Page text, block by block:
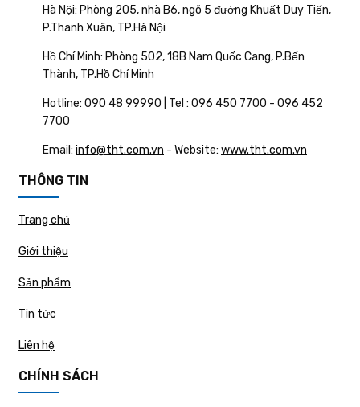
Hà Nội: Phòng 205, nhà B6, ngõ 5 đường Khuất Duy Tiến,
P.Thanh Xuân, TP.Hà Nội
Hồ Chí Minh: Phòng 502, 18B Nam Quốc Cang, P.Bến
Thành, TP.Hồ Chí Minh
Hotline: 090 48 99990 | Tel : 096 450 7700 - 096 452
7700
Email: info@tht.com.vn - Website: www.tht.com.vn
THÔNG TIN
Trang chủ
Giới thiệu
Sản phẩm
Tin tức
Liên hệ
CHÍNH SÁCH